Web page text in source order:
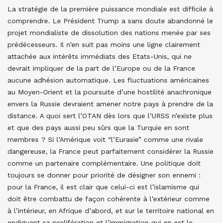
La stratégie de la première puissance mondiale est difficile à
comprendre. Le Président Trump a sans doute abandonné le
projet mondialiste de dissolution des nations menée par ses
prédécesseurs. Il n’en suit pas moins une ligne clairement
attachée aux intérêts immédiats des Etats-Unis, qui ne
devrait impliquer de la part de l’Europe ou de la France
aucune adhésion automatique. Les fluctuations américaines
au Moyen-Orient et la poursuite d’une hostilité anachronique
envers la Russie devraient amener notre pays à prendre de la
distance. A quoi sert l’OTAN dès lors que l’URSS n’existe plus
et que des pays aussi peu sûrs que la Turquie en sont
membres ? Si l’Amérique voit “l’Eurasie” comme une rivale
dangereuse, la France peut parfaitement considérer la Russie
comme un partenaire complémentaire. Une politique doit
toujours se donner pour priorité de désigner son ennemi :
pour la France, il est clair que celui-ci est l’islamisme qui
doit être combattu de façon cohérente à l’extérieur comme
à l’intérieur, en Afrique d’abord, et sur le territoire national en